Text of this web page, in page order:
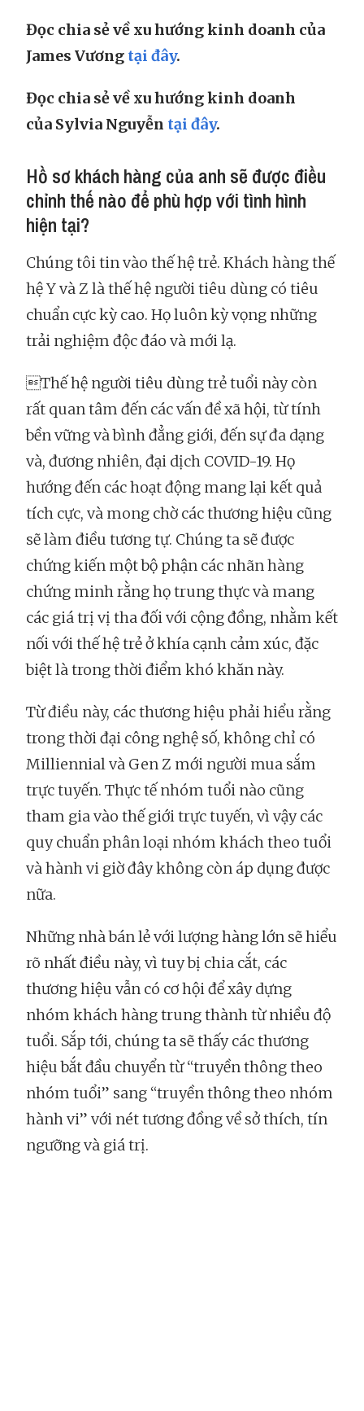
Đọc chia sẻ về xu hướng kinh doanh của
James Vương tại đây.
Đọc chia sẻ về xu hướng kinh doanh
của Sylvia Nguyễn tại đây.
Hồ sơ khách hàng của anh sẽ được điều
chỉnh thế nào để phù hợp với tình hình
hiện tại?
Chúng tôi tin vào thế hệ trẻ. Khách hàng thế
hệ Y và Z là thế hệ người tiêu dùng có tiêu
chuẩn cực kỳ cao. Họ luôn kỳ vọng những
trải nghiệm độc đáo và mới lạ.
Thế hệ người tiêu dùng trẻ tuổi này còn
rất quan tâm đến các vấn đề xã hội, từ tính
bền vững và bình đẳng giới, đến sự đa dạng
và, đương nhiên, đại dịch COVID-19. Họ
hướng đến các hoạt động mang lại kết quả
tích cực, và mong chờ các thương hiệu cũng
sẽ làm điều tương tự. Chúng ta sẽ được
chứng kiến một bộ phận các nhãn hàng
chứng minh rằng họ trung thực và mang
các giá trị vị tha đối với cộng đồng, nhằm kết
nối với thế hệ trẻ ở khía cạnh cảm xúc, đặc
biệt là trong thời điểm khó khăn này.
Từ điều này, các thương hiệu phải hiểu rằng
trong thời đại công nghệ số, không chỉ có
Milliennial và Gen Z mới người mua sắm
trực tuyến. Thực tế nhóm tuổi nào cũng
tham gia vào thế giới trực tuyến, vì vậy các
quy chuẩn phân loại nhóm khách theo tuổi
và hành vi giờ đây không còn áp dụng được
nữa.
Những nhà bán lẻ với lượng hàng lớn sẽ hiểu
rõ nhất điều này, vì tuy bị chia cắt, các
thương hiệu vẫn có cơ hội để xây dựng
nhóm khách hàng trung thành từ nhiều độ
tuổi. Sắp tới, chúng ta sẽ thấy các thương
hiệu bắt đầu chuyển từ “truyền thông theo
nhóm tuổi” sang “truyền thông theo nhóm
hành vi” với nét tương đồng về sở thích, tín
ngưỡng và giá trị.